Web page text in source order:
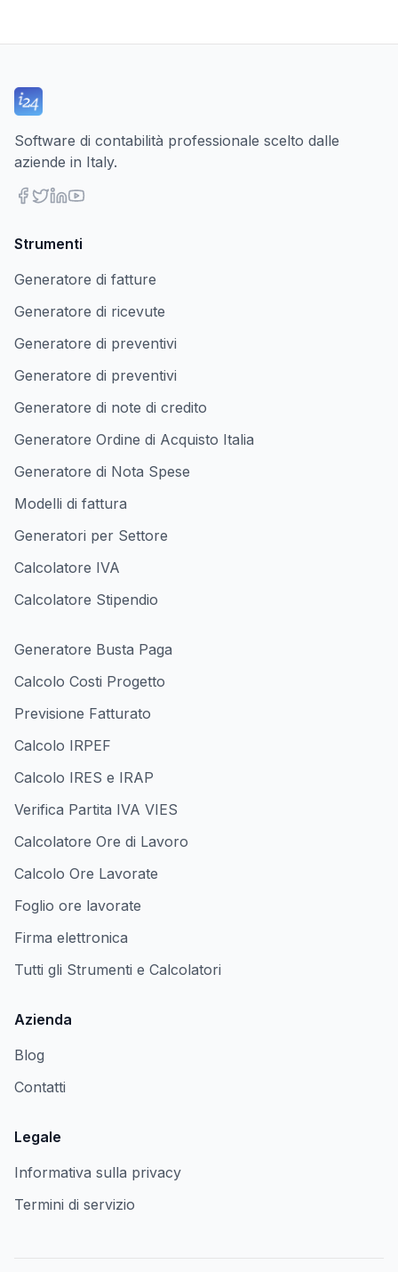
Software di contabilità professionale scelto dalle
aziende in Italy.
Strumenti
Generatore di fatture
Generatore di ricevute
Generatore di preventivi
Generatore di preventivi
Generatore di note di credito
Generatore Ordine di Acquisto Italia
Generatore di Nota Spese
Modelli di fattura
Generatori per Settore
Calcolatore IVA
Calcolatore Stipendio
Generatore Busta Paga
Calcolo Costi Progetto
Previsione Fatturato
Calcolo IRPEF
Calcolo IRES e IRAP
Verifica Partita IVA VIES
Calcolatore Ore di Lavoro
Calcolo Ore Lavorate
Foglio ore lavorate
Firma elettronica
Tutti gli Strumenti e Calcolatori
Azienda
Blog
Contatti
Legale
Informativa sulla privacy
Termini di servizio